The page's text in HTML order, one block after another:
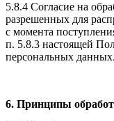
5.8.4 Согласие на
разрешенных для
с момента
п. 5.8.3 настоящей
персональных данных.
6. Принципы